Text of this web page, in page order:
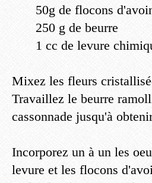
50g de flocons
250 g de beurre
1 cc de levure
Mixez les fleurs
Travaillez le beurre
cassonnade jusqu'à
Incorporez un à un les
levure et les flocons